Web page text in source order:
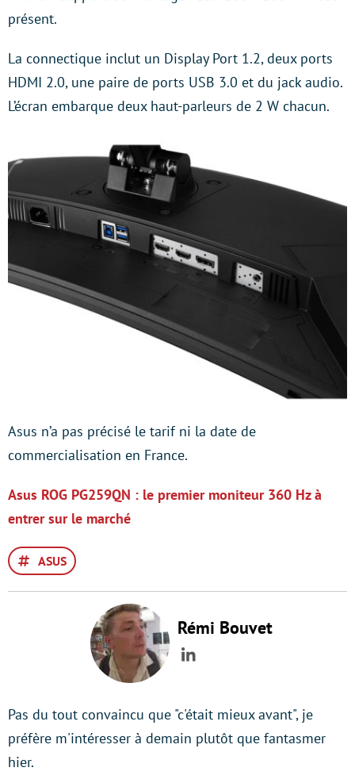
présent.
La connectique inclut un Display Port 1.2, deux ports
HDMI 2.0, une paire de ports USB 3.0 et du jack audio.
L’écran embarque deux haut-parleurs de 2 W chacun.
Asus n’a pas précisé le tarif ni la date de
commercialisation en France.
Asus ROG PG259QN : le premier moniteur 360 Hz à
entrer sur le marché
ASUS
Rémi Bouvet
LinkedIn
Pas du tout convaincu que "c'était mieux avant", je
préfère m'intéresser à demain plutôt que fantasmer
hier.